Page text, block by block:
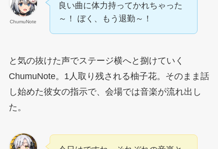
ChumuNote
良い曲に体力持ってかれちゃった
～！ ぼく、もう退勤～！
と気の抜けた声でステージ横へと捌けていく
ChumuNote。1人取り残される柚子花。そのまま話
し始めた彼女の指示で、会場では音楽が流れ出し
た。